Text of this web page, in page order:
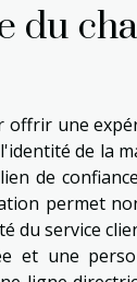
du
une
de la
de
permet
du service
et une